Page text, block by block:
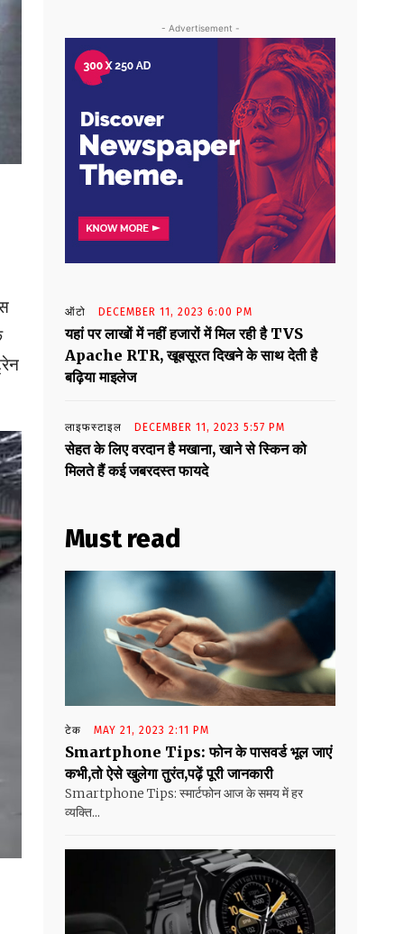
- Advertisement -
ऑटो DECEMBER 11, 2023 6:00 PM
यहां पर लाखों में नहीं हजारों में मिल रही है TVS
Apache RTR, खूबसूरत दिखने के साथ देती है
बढ़िया माइलेज
लाइफस्टाइल DECEMBER 11, 2023 5:57 PM
सेहत के लिए वरदान है मखाना, खाने से स्किन को
मिलते हैं कई जबरदस्त फायदे
Must read
टेक MAY 21, 2023 2:11 PM
Smartphone Tips: फोन के पासवर्ड भूल जाएं
कभी,तो ऐसे खुलेगा तुरंत,पढ़ें पूरी जानकारी
Smartphone Tips: स्मार्टफोन आज के समय में हर
व्यक्ति...